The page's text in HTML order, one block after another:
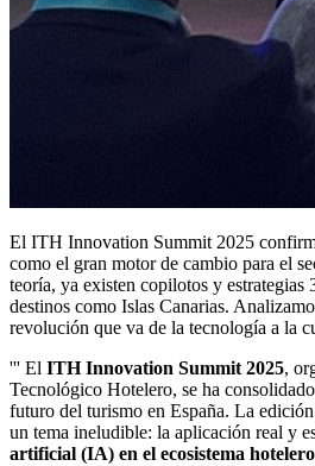
El ITH Innovation Summit 2025
como el gran motor de cambio para el
teoría, ya existen copilotos y estrategias
destinos como Islas Canarias.
revolución que va de la tecnología a la
''' El ITH Innovation Summit 2025,
Tecnológico Hotelero, se ha
futuro del turismo en España. La
un tema ineludible: la aplicación real y
artificial (IA) en el ecosistema hotelero